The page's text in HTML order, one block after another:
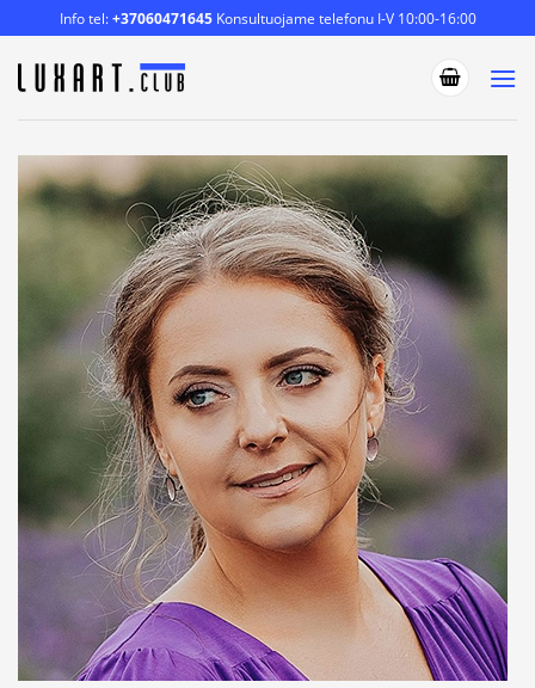
to
content
Info tel:+37060471645Konsultuojame telefonu I-V 10:00-16:00